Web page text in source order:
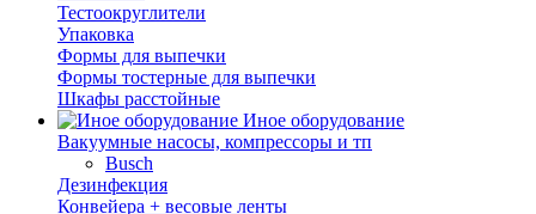
Тестоокруглители
Упаковка
Формы для выпечки
Формы тостерные для выпечки
Шкафы расстойные
Иное оборудование
Вакуумные насосы, компрессоры и тп
Busch
Дезинфекция
Конвейера + весовые ленты